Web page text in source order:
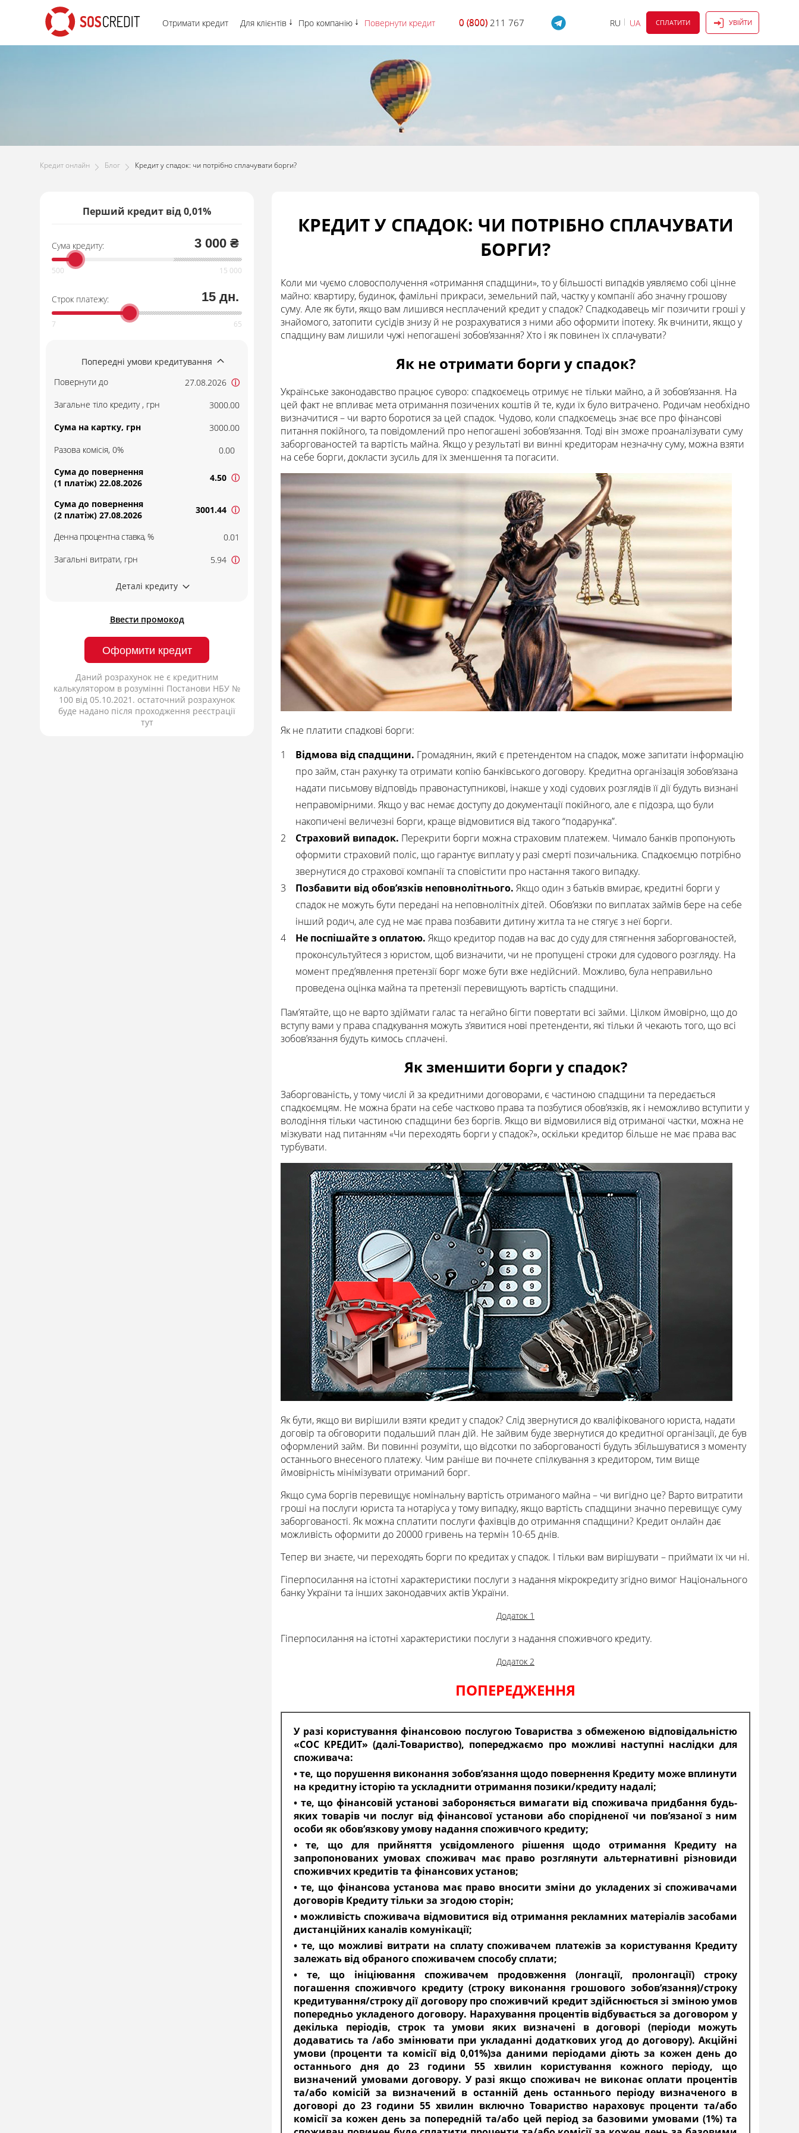
Отримати кредит Для клієнтів Про компанію Повернути кредит 0 (800)
0 (800) 211 767 RU UA СПЛАТИТИ УВІЙТИ
Кредит онлайн Блог Кредит у спадок: чи потрібно сплачувати борги?
Перший кредит від 0,01%
Сума кредиту: 3 000 ₴
Строк платежу: 15 дн.
Попередні умови кредитування
Повернути до
27.08.2026 ⓘ
Загальне тіло кредиту , грн
3000.00
Сума на картку, грн
3000.00
Разова комісія, 0%
0.00
Сума до повернення
(1 платіж) 22.08.2026
4.50 ⓘ
Сума до повернення
(2 платіж) 27.08.2026
3001.44 ⓘ
Денна процентна ставка, %
0.01
Загальні витрати, грн
5.94 ⓘ
Деталі кредиту
Ввести промокод
Оформити кредит
Даний розрахунок не є кредитним
калькулятором в розумінні Постанови НБУ №
100 від 05.10.2021. остаточний розрахунок
буде надано після проходження реєстрації
тут
КРЕДИТ У СПАДОК: ЧИ ПОТРІБНО СПЛАЧУВАТИ
БОРГИ?
Коли ми чуємо словосполучення «отримання спадщини», то у більшості випадків уявляємо собі цінне
майно: квартиру, будинок, фамільні прикраси, земельний пай, частку у компанії або значну грошову
суму. Але як бути, якщо вам лишився несплачений кредит у спадок? Спадкодавець міг позичити гроші у
знайомого, затопити сусідів знизу й не розрахуватися з ними або оформити іпотеку. Як вчинити, якщо у
спадщину вам лишили чужі непогашені зобов’язання? Хто і як повинен їх сплачувати?
Як не отримати борги у спадок?
Українське законодавство працює суворо: спадкоємець отримує не тільки майно, а й зобов’язання. На
цей факт не впливає мета отримання позичених коштів й те, куди їх було витрачено. Родичам необхідно
визначитися – чи варто боротися за цей спадок. Чудово, коли спадкоємець знає все про фінансові
питання покійного, та повідомлений про непогашені зобов’язання. Тоді він зможе проаналізувати суму
заборгованостей та вартість майна. Якщо у результаті ви винні кредиторам незначну суму, можна взяти
на себе борги, докласти зусиль для їх зменшення та погасити.
Як не платити спадкові борги:
Відмова від спадщини. Громадянин, який є претендентом на спадок, може запитати інформацію
про займ, стан рахунку та отримати копію банківського договору. Кредитна організація зобов’язана
надати письмову відповідь правонаступникові, інакше у ході судових розглядів її дії будуть визнані
неправомірними. Якщо у вас немає доступу до документації покійного, але є підозра, що були
накопичені величезні борги, краще відмовитися від такого “подарунка”.
Страховий випадок. Перекрити борги можна страховим платежем. Чимало банків пропонують
оформити страховий поліс, що гарантує виплату у разі смерті позичальника. Спадкоємцю потрібно
звернутися до страхової компанії та сповістити про настання такого випадку.
Позбавити від обов’язків неповнолітнього. Якщо один з батьків вмирає, кредитні борги у
спадок не можуть бути передані на неповнолітніх дітей. Обов’язки по виплатах займів бере на себе
інший родич, але суд не має права позбавити дитину житла та не стягує з неї борги.
Не поспішайте з оплатою. Якщо кредитор подав на вас до суду для стягнення заборгованостей,
проконсультуйтеся з юристом, щоб визначити, чи не пропущені строки для судового розгляду. На
момент пред’явлення претензії борг може бути вже недійсний. Можливо, була неправильно
проведена оцінка майна та претензії перевищують вартість спадщини.
Пам’ятайте, що не варто здіймати галас та негайно бігти повертати всі займи. Цілком ймовірно, що до
вступу вами у права спадкування можуть з’явитися нові претенденти, які тільки й чекають того, що всі
зобов’язання будуть кимось сплачені.
Як зменшити борги у спадок?
Заборгованість, у тому числі й за кредитними договорами, є частиною спадщини та передається
спадкоємцям. Не можна брати на себе частково права та позбутися обов’язків, як і неможливо вступити у
володіння тільки частиною спадщини без боргів. Якщо ви відмовилися від отриманої частки, можна не
мізкувати над питанням «Чи переходять борги у спадок?», оскільки кредитор більше не має права вас
турбувати.
Як бути, якщо ви вирішили взяти кредит у спадок? Слід звернутися до кваліфікованого юриста, надати
договір та обговорити подальший план дій. Не зайвим буде звернутися до кредитної організації, де був
оформлений займ. Ви повинні розуміти, що відсотки по заборгованості будуть збільшуватися з моменту
останнього внесеного платежу. Чим раніше ви почнете спілкування з кредитором, тим вище
ймовірність мінімізувати отриманий борг.
Якщо сума боргів перевищує номінальну вартість отриманого майна – чи вигідно це? Варто витратити
гроші на послуги юриста та нотаріуса у тому випадку, якщо вартість спадщини значно перевищує суму
заборгованості. Як можна сплатити послуги фахівців до отримання спадщини? Кредит онлайн дає
можливість оформити до 20000 гривень на термін 10-65 днів.
Тепер ви знаєте, чи переходять борги по кредитах у спадок. І тільки вам вирішувати – приймати їх чи ні.
Гіперпосилання на істотні характеристики послуги з надання мікрокредиту згідно вимог Національного
банку України та інших законодавчих актів України.
Додаток 1
Гіперпосилання на істотні характеристики послуги з надання споживчого кредиту.
Додаток 2
ПОПЕРЕДЖЕННЯ
У разі користування фінансовою послугою Товариства з обмеженою відповідальністю
«СОС КРЕДИТ» (далі-Товариство), попереджаємо про можливі наступні наслідки для
споживача:
• те, що порушення виконання зобов’язання щодо повернення Кредиту може вплинути
на кредитну історію та ускладнити отримання позики/кредиту надалі;
• те, що фінансовій установі забороняється вимагати від споживача придбання будь-
яких товарів чи послуг від фінансової установи або спорідненої чи пов’язаної з ним
особи як обов’язкову умову надання споживчого кредиту;
• те, що для прийняття усвідомленого рішення щодо отримання Кредиту на
запропонованих умовах споживач має право розглянути альтернативні різновиди
споживчих кредитів та фінансових установ;
• те, що фінансова установа має право вносити зміни до укладених зі споживачами
договорів Кредиту тільки за згодою сторін;
• можливість споживача відмовитися від отримання рекламних матеріалів засобами
дистанційних каналів комунікації;
• те, що можливі витрати на сплату споживачем платежів за користування Кредиту
залежать від обраного споживачем способу сплати;
• те, що ініціювання споживачем продовження (лонгації, пролонгації) строку
погашення споживчого кредиту (строку виконання грошового зобов’язання)/строку
кредитування/строку дії договору про споживчий кредит здійснюється зі зміною умов
попередньо укладеного договору. Нарахування процентів відбувається за договором у
декілька періодів, строк та умови яких визначені в договорі (періоди можуть
додаватись та /або змінювати при укладанні додаткових угод до договору). Акційні
умови (проценти та комісії від 0,01%)за даними періодами діють за кожен день до
останнього дня до 23 години 55 хвилин користування кожного періоду, що
визначений умовами договору. У разі якщо споживач не виконає оплати процентів
та/або комісій за визначений в останній день останнього періоду визначеного в
договорі до 23 години 55 хвилин включно Товариство нараховує проценти та/або
комісії за кожен день за попередній та/або цей період за базовими умовами (1%) та